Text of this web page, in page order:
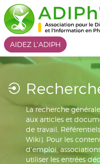
AIDEZ L'ADIPH
La recherche
aux articles et
de travail,
Wiki). Pour les
d'emploi,
utiliser les entrées